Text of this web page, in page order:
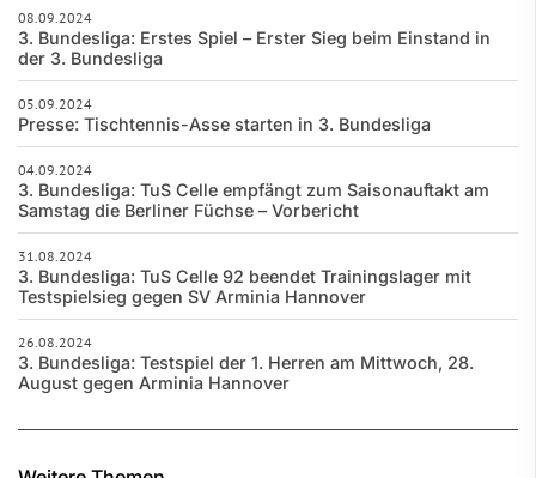
08.09.2024
3. Bundesliga: Erstes Spiel – Erster Sieg beim Einstand in
der 3. Bundesliga
05.09.2024
Presse: Tischtennis-Asse starten in 3. Bundesliga
04.09.2024
3. Bundesliga: TuS Celle empfängt zum Saisonauftakt am
Samstag die Berliner Füchse – Vorbericht
31.08.2024
3. Bundesliga: TuS Celle 92 beendet Trainingslager mit
Testspielsieg gegen SV Arminia Hannover
26.08.2024
3. Bundesliga: Testspiel der 1. Herren am Mittwoch, 28.
August gegen Arminia Hannover